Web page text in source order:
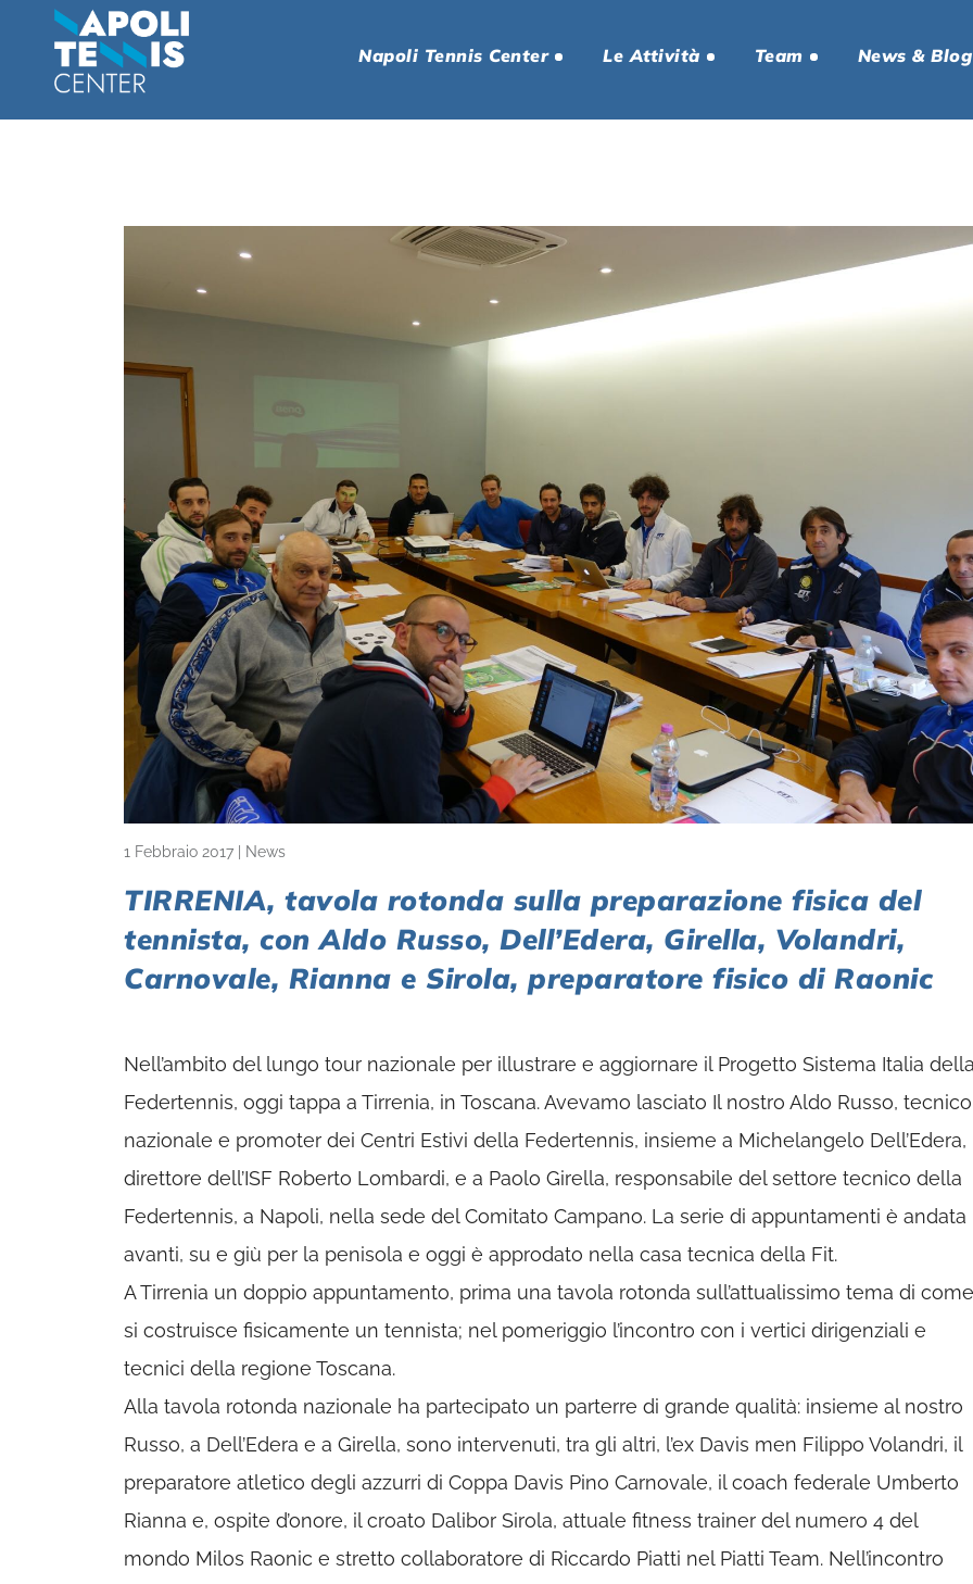
Napoli Tennis Center Le Attività Team News & Blog
1 Febbraio 2017 News
TIRRENIA, tavola rotonda sulla preparazione fisica del
tennista, con Aldo Russo, Dell’Edera, Girella, Volandri,
Carnovale, Rianna e Sirola, preparatore fisico di Raonic
Nell’ambito del lungo tour nazionale per illustrare e aggiornare il Progetto Sistema Italia
Federtennis, oggi tappa a Tirrenia, in Toscana. Avevamo lasciato Il nostro Aldo Russo, tecnico
nazionale e promoter dei Centri Estivi della Federtennis, insieme a Michelangelo Dell’Edera,
direttore dell’ISF Roberto Lombardi, e a Paolo Girella, responsabile del settore tecnico della
Federtennis, a Napoli, nella sede del Comitato Campano. La serie di appuntamenti è andata
avanti, su e giù per la penisola e oggi è approdato nella casa tecnica della Fit.
A Tirrenia un doppio appuntamento, prima una tavola rotonda sull’attualissimo tema di come
si costruisce fisicamente un tennista; nel pomeriggio l’incontro con i vertici dirigenziali e
tecnici della regione Toscana.
Alla tavola rotonda nazionale ha partecipato un parterre di grande qualità: insieme al nostro
Russo, a Dell’Edera e a Girella, sono intervenuti, tra gli altri, l’ex Davis men Filippo Volandri, il
preparatore atletico degli azzurri di Coppa Davis Pino Carnovale, il coach federale Umberto
Rianna e, ospite d’onore, il croato Dalibor Sirola, attuale fitness trainer del numero 4 del
mondo Milos Raonic e stretto collaboratore di Riccardo Piatti nel Piatti Team. Nell’incontro